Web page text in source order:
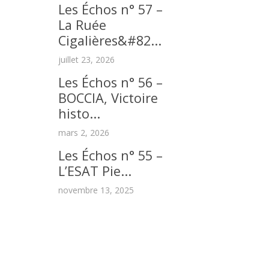
Les Échos n° 57 –
La Ruée
Cigalières&#82...
juillet 23, 2026
Les Échos n° 56 –
BOCCIA, Victoire
histo...
mars 2, 2026
Les Échos n° 55 –
L’ESAT Pie...
novembre 13, 2025